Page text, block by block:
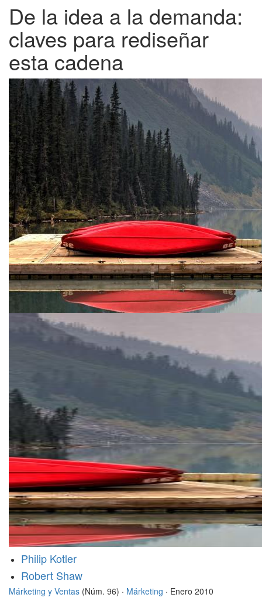
De la idea a la demanda:
claves para rediseñar
esta cadena
Philip Kotler
Robert Shaw
Márketing y Ventas (Núm. 96) · Márketing · Enero 2010